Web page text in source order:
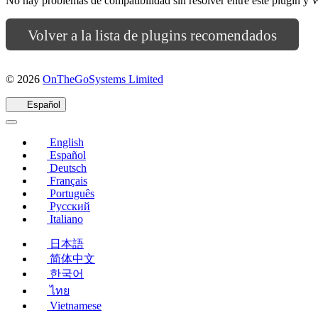
Volver a la lista de plugins recomendados
© 2026 OnTheGoSystems Limited
Español
English
Español
Deutsch
Français
Português
Русский
Italiano
日本語
简体中文
한국어
ไทย
Vietnamese